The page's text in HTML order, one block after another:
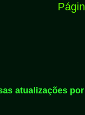
atualizações